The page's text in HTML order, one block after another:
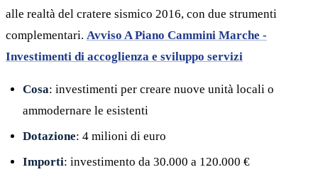
alle realtà del cratere sismico 2016, con due strumenti
complementari. Avviso A Piano Cammini Marche -
Investimenti di accoglienza e sviluppo servizi
Cosa: investimenti per creare nuove unità locali o
ammodernare le esistenti
Dotazione: 4 milioni di euro
Importi: investimento da 30.000 a 120.000 €